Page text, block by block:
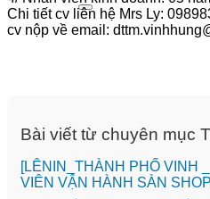
Chi tiết cv liên hệ Mrs Ly:
cv nộp về email:
Bài viết từ chuyên mục
️[LÊNIN_THÀNH PHỐ VINH
VIÊN VẬN HÀNH SÀN